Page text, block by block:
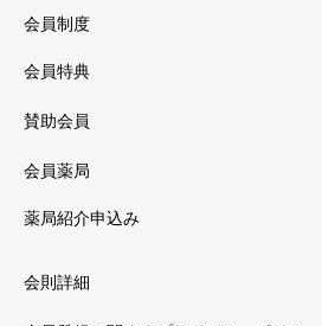
会員制度
会員特典
賛助会員
会員薬局
薬局紹介申込み
会則詳細